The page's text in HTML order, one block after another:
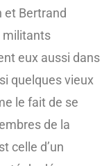
et Bertrand
militants
eux aussi dans
quelques vieux
le fait de se
de la
celle d’un